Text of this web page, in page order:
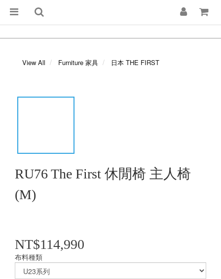
View All Furniture 家具 日本 THE FIRST
RU76 The First 休閒椅 主人椅
(M)
NT$114,990
布料種類